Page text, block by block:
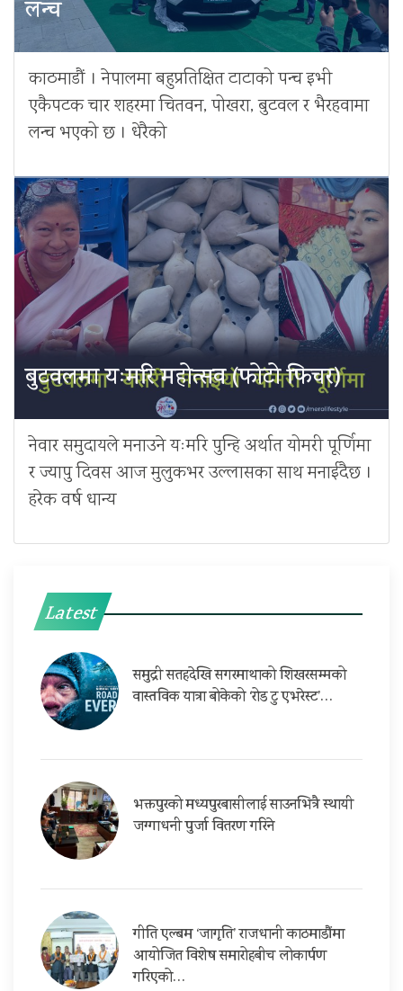
लन्च
काठमाडौं । नेपालमा बहुप्रतिक्षित टाटाको पन्च इभी
एकैपटक चार शहरमा चितवन, पोखरा, बुटवल र भैरहवामा
लन्च भएको छ । धेरैको
बुटवलमा यःमरि महोत्सव (फोटो फिचर)
नेवार समुदायले मनाउने यःमरि पुन्हि अर्थात योमरी पूर्णिमा
र ज्यापु दिवस आज मुलुकभर उल्लासका साथ मनाईदैछ ।
हरेक वर्ष धान्य
Latest
समुद्री सतहदेखि सगरमाथाको शिखरसम्मको
वास्तविक यात्रा बोकेको ‘रोड टु एभरेस्ट’…
भक्तपुरको मध्यपुरबासीलाई साउनभित्रै स्थायी
जग्गाधनी पुर्जा वितरण गरिने
गीति एल्बम ‘जागृति’ राजधानी काठमाडौंमा
आयोजित विशेष समारोहबीच लोकार्पण
गरिएको…